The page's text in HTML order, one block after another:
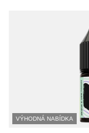
VÝHODNÁ NABÍDKA